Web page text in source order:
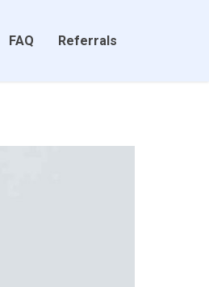
FAQ Referrals